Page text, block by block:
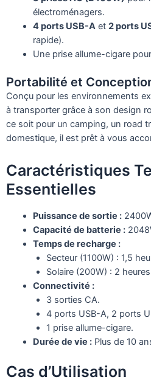
électroménagers.
4 ports USB-Aet 2 ports
rapide).
Une prise allume-cigare
Portabilité et
Conçu pour les environnements
à transporter grâce à son design
ce soit pour un camping, un road
domestique, il est prêt à vous
Caractéristiques
Essentielles
Puissance de sortie :
Capacité de batterie :
Temps de recharge :
Secteur (1100W) : 1,5
Solaire (200W) : 2
Connectivité :
3 sorties CA.
4 ports USB-A, 2 ports
1 prise allume-cigare.
Durée de vie :Plus de 10
Cas d’Utilisation